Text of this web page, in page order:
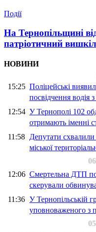
Події
На Тернопільщині
патріотичний
НОВИНИ
15:25 Поліцейські
посвідчення водія
12:54 У Тернополі 102
отримають іменні
11:58 Депутати
міської
12:06 Смертельна ДТП
скерували
11:36 У Тернопільській
уповноваженого з